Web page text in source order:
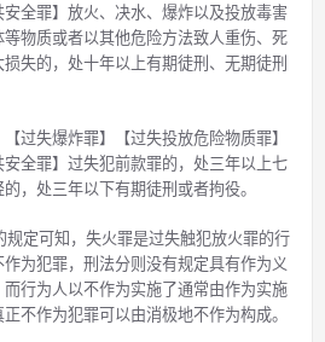
全罪】放火、决水、爆炸以及投放毒害
物质或者以其他危险方法致人重伤、死
失的，处十年以上有期徒刑、无期徒刑
过失爆炸罪】【过失投放危险物质罪】
安全罪】过失犯前款罪的，处三年以上七
，处三年以下有期徒刑或者拘役。
规定可知，失火罪是过失触犯放火罪的行
为犯罪，刑法分则没有规定具有作为义
行为人以不作为实施了通常由作为实施
不作为犯罪可以由消极地不作为构成。